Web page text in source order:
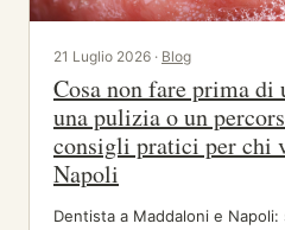
21 Luglio 2026 · Blog
Cosa non fare prima di
una pulizia o un
consigli pratici per chi
Napoli
Dentista a Maddaloni e